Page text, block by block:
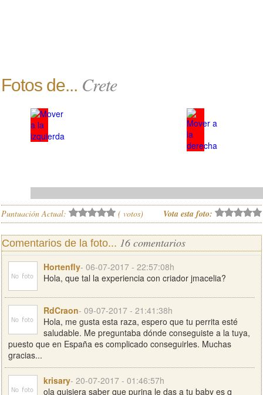
Fotos de... Crete
Puntuación Actual: ( votos) Vota esta foto:
Comentarios de la foto... 16 comentarios
Hortenfly- 06-07-2017 - 22:57:08h
Hola, que tal la experiencia con criador jmacelia?
RdCraon- 09-07-2017 - 21:41:38h
Hola, me gusta esta raza, espero que tu perrita esté
saludable. Me preguntaba dónde conseguiste a la tuya,
puesto que en España es complicado conseguirles. Muchas
gracias...
krisary- 20-07-2017 - 01:46:57h
ola quisiera saber que purina le das a tu baby es q